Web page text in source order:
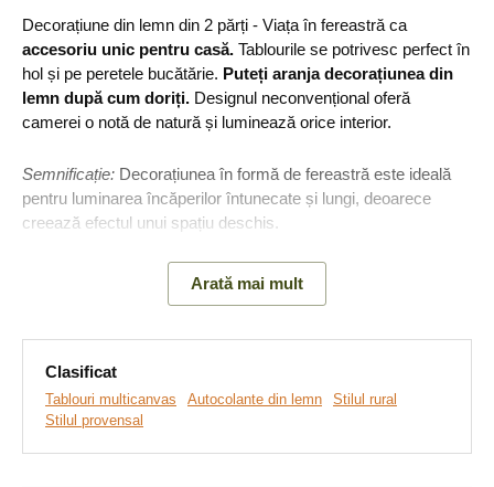
Decorațiune din lemn din 2 părți - Viața în fereastră ca
accesoriu unic pentru casă. Tablourile se potrivesc perfect în
hol și pe peretele bucătărie. Puteți aranja decorațiunea din
lemn după cum doriți. Designul neconvențional oferă
camerei o notă de natură și luminează orice interior.
Semnificație: Decorațiunea în formă de fereastră este ideală
pentru luminarea încăperilor întunecate și lungi, deoarece
creează efectul unui spațiu deschis.
Principalele avantaje ale produsului:
Montare simplă pe perete
Arată mai mult
Clasificat
Tablouri multicanvas Autocolante din lemn
Stilul rural
Stilul provensal